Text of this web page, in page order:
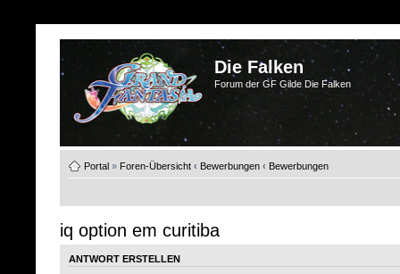
Die Falken
Forum der GF Gilde Die Falken
Portal » Foren-Übersicht ‹ Bewerbungen ‹ Bewerbungen
iq option em curitiba
ANTWORT ERSTELLEN